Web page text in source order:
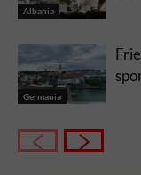
Albania
Germania